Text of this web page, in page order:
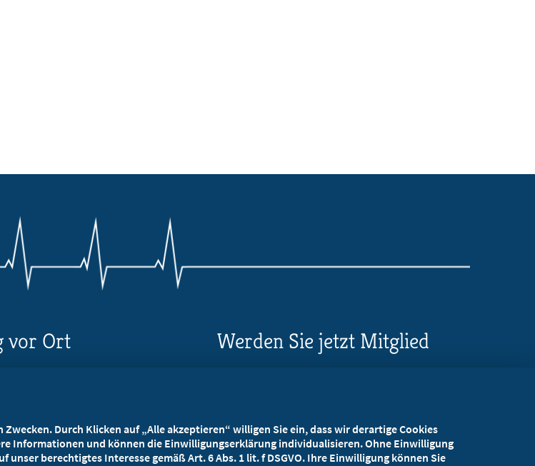
vor Ort Werden Sie jetzt Mitglied
Kostenlos für Studierende
Durch Klicken auf „Alle akzeptieren“ willigen Sie ein, dass wir derartige Cookies
Informationen und können die Einwilligungserklärung individualisieren. Ohne Einwilligung
berechtigtes Interesse gemäß Art. 6 Abs. 1 lit. f DSGVO. Ihre Einwilligung können Sie